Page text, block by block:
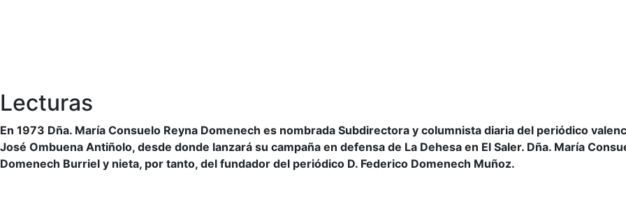
Lecturas
En 1973 Dña. María Consuelo Reyna Domenech es nombrada Subdirectora y columnista diaria del periódico
José Ombuena Antiñolo, desde donde lanzará su campaña en defensa de La Dehesa en El Saler. Dña. María
Domenech Burriel y nieta, por tanto, del fundador del periódico D. Federico Domenech Muñoz.